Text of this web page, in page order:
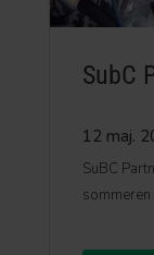
SubC
12 maj.
SuBC